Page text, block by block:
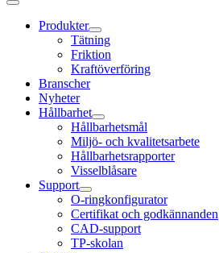
Produkter
Tätning
Friktion
Kraftöverföring
Branscher
Nyheter
Hållbarhet
Hållbarhetsmål
Miljö- och kvalitetsarbete
Hållbarhetsrapporter
Visselblåsare
Support
O-ringkonfigurator
Certifikat och godkännanden
CAD-support
TP-skolan